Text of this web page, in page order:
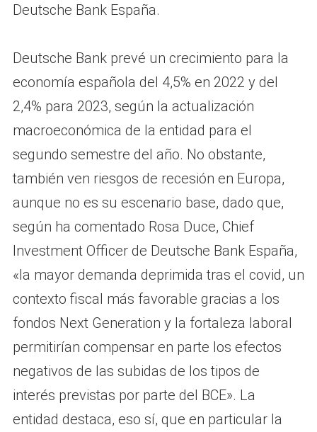
Deutsche Bank España.
Deutsche Bank prevé un crecimiento para la
economía española del 4,5% en 2022 y del
2,4% para 2023, según la actualización
macroeconómica de la entidad para el
segundo semestre del año. No obstante,
también ven riesgos de recesión en Europa,
aunque no es su escenario base, dado que,
según ha comentado Rosa Duce, Chief
Investment Officer de Deutsche Bank España,
«la mayor demanda deprimida tras el covid, un
contexto fiscal más favorable gracias a los
fondos Next Generation y la fortaleza laboral
permitirían compensar en parte los efectos
negativos de las subidas de los tipos de
interés previstas por parte del BCE». La
entidad destaca, eso sí, que en particular la